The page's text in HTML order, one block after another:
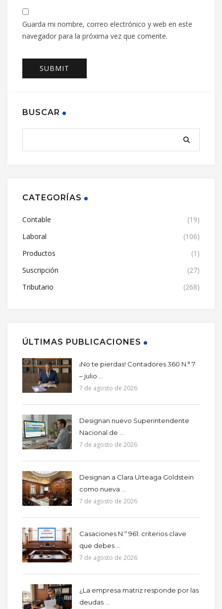
Guarda mi nombre, correo electrónico y web en este
navegador para la próxima vez que comente.
BUSCAR
CATEGORÍAS
Contable
(19)
Laboral
(106)
Productos
(1)
Suscripción
(27)
Tributario
(268)
ÚLTIMAS PUBLICACIONES
¡No te pierdas! Contadores 360 N.° 7
– julio ...
7 de agosto de 2026
Designan nuevo Superintendente
Nacional de ...
7 de agosto de 2026
Designan a Clara Urteaga Goldstein
como nueva ...
7 de agosto de 2026
Casaciones N.º 961: criterios clave
que debes ...
7 de agosto de 2026
¿La empresa matriz responde por las
deudas ...